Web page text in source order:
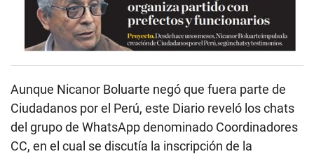
Aunque Nicanor Boluarte negó que fuera parte de
Ciudadanos por el Perú, este Diario reveló los chats
del grupo de WhatsApp denominado Coordinadores
CC, en el cual se discutía la inscripción de la